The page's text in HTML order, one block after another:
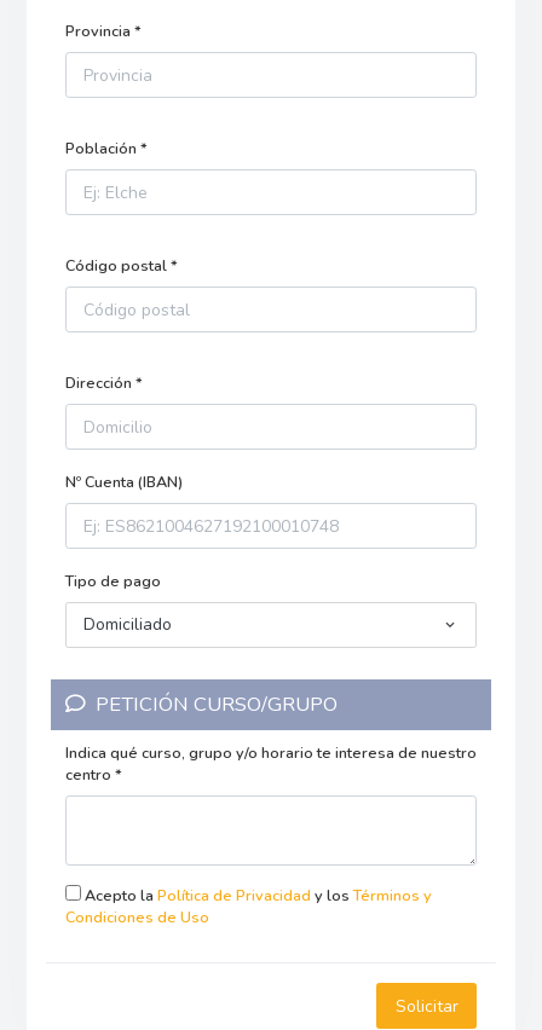
Provincia *
Población *
Código postal *
Dirección *
Nº Cuenta (IBAN)
Tipo de pago
Domiciliado
PETICIÓN CURSO/GRUPO
Indica qué curso, grupo y/o horario te interesa de nuestro
centro *
Acepto la Política de Privacidad y losTérminos y
Condiciones de Uso
Solicitar